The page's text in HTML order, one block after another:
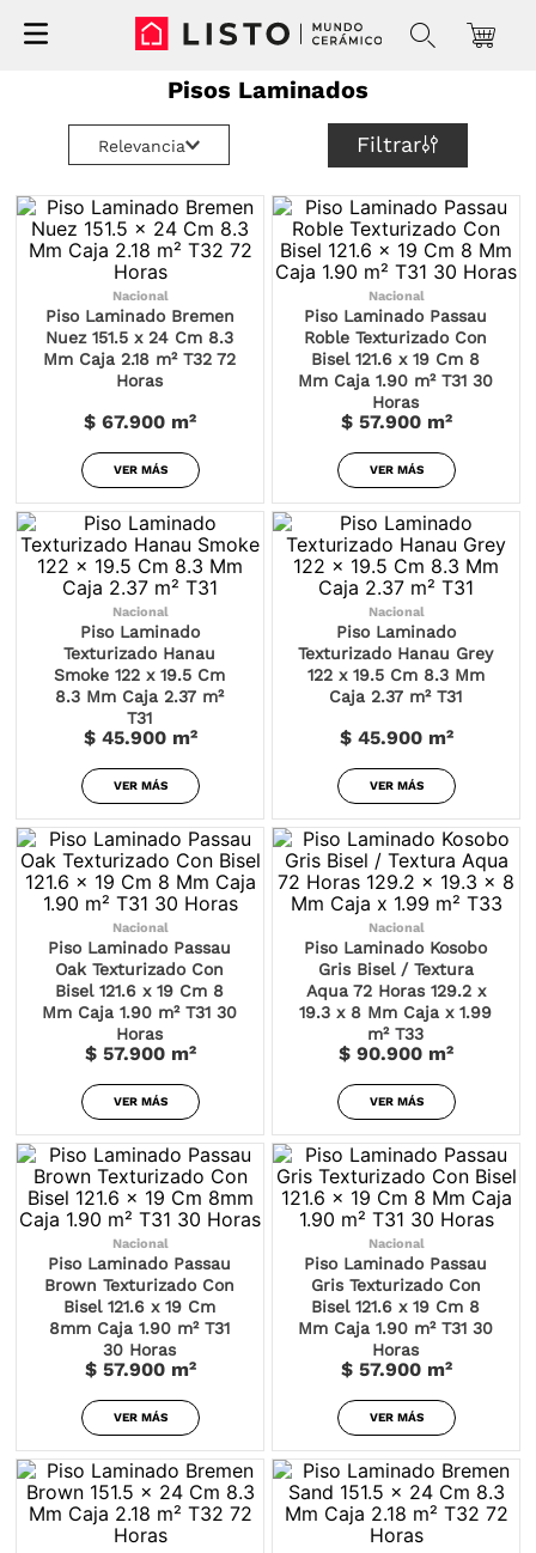
Pisos Laminados
Relevancia Filtrar
Nacional
Piso Laminado Bremen
Nuez 151.5 x 24 Cm 8.3
Mm Caja 2.18 m² T32 72
Horas
$ 67.900 m²
VER MÁS
Nacional
Piso Laminado Passau
Roble Texturizado Con
Bisel 121.6 x 19 Cm 8
Mm Caja 1.90 m² T31 30
Horas
$ 57.900m²
VER MÁS
Nacional
Piso Laminado
Texturizado Hanau
Smoke 122 x 19.5 Cm
8.3 Mm Caja 2.37 m²
T31
$ 45.900m²
VER MÁS
Nacional
Piso Laminado
Texturizado Hanau Grey
122 x 19.5 Cm 8.3 Mm
Caja 2.37 m² T31
$ 45.900m²
VER MÁS
Nacional
Piso Laminado Passau
Oak Texturizado Con
Bisel 121.6 x 19 Cm 8
Mm Caja 1.90 m² T31 30
Horas
$ 57.900m²
VER MÁS
Nacional
Piso Laminado Kosobo
Gris Bisel / Textura
Aqua 72 Horas 129.2 x
19.3 x 8 Mm Caja x 1.99
m² T33
$ 90.900 m²
VER MÁS
Nacional
Piso Laminado Passau
Brown Texturizado Con
Bisel 121.6 x 19 Cm
8mm Caja 1.90 m² T31
30 Horas
$ 57.900m²
VER MÁS
Nacional
Piso Laminado Passau
Gris Texturizado Con
Bisel 121.6 x 19 Cm 8
Mm Caja 1.90 m² T31 30
Horas
$ 57.900m²
VER MÁS